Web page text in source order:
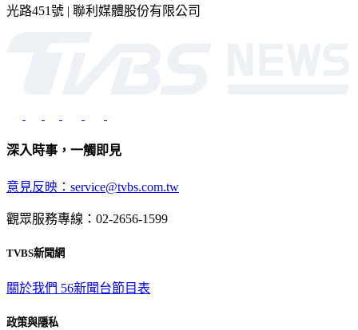
光路451號 | 聯利媒體股份有限公司
深入時事，一觸即見
意見反映：service@tvbs.com.tw
觀眾服務專線：02-2656-1599
TVBS新聞網
關於我們 56新聞台節目表
政策與隱私